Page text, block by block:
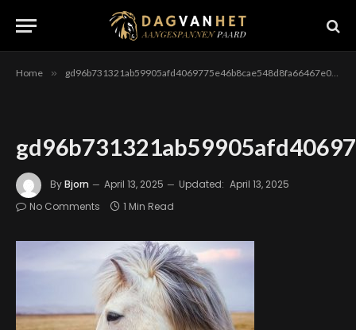
Home » gd96b731321ab59905afd4069775e46b8cae548d8fa66467e0c2a8a2233e0002ec73ecf649cd51991e08df161700c114aa6248a49d933f54174e5f1ab194ad74a_640
ByBjorn April 13, 2025 Updated: April 13, 2025
No Comments
1 Min Read